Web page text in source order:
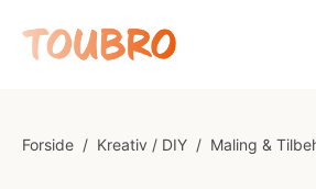
Forside / Kreativ / DIY / Maling &